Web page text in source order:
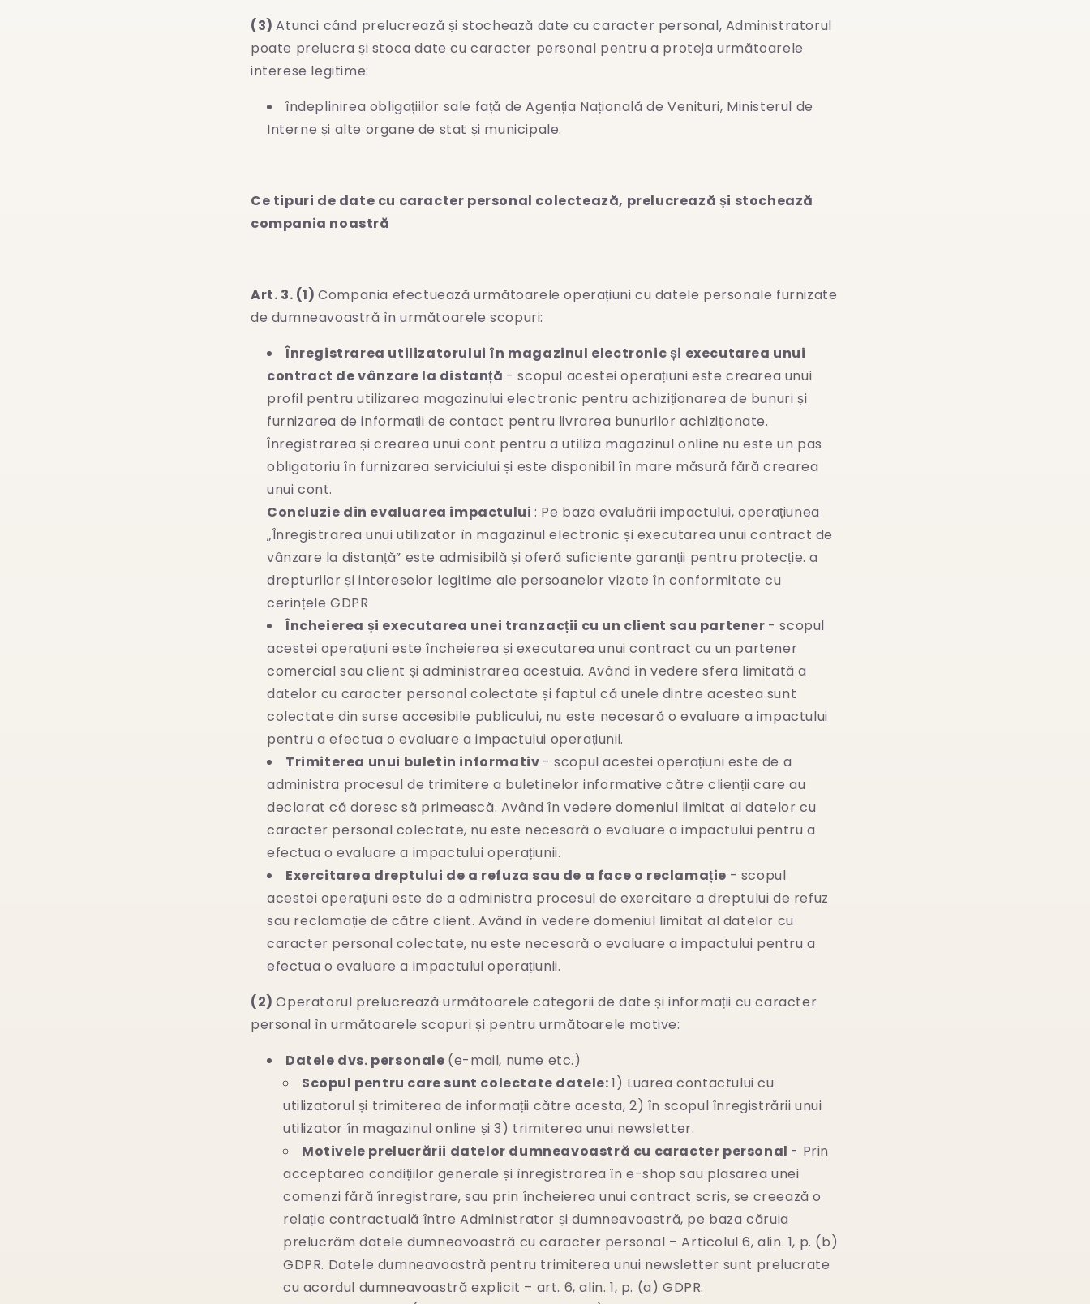
(3)Atunci când prelucrează și stochează date cu caracter personal, Administratorul
poate prelucra și stoca date cu caracter personal pentru a proteja următoarele
interese legitime:
îndeplinirea obligațiilor sale față de Agenția Națională de Venituri, Ministerul de
Interne și alte organe de stat și municipale.
Ce tipuri de date cu caracter personal colectează, prelucrează și stochează
compania noastră
Art. 3. (1)Compania efectuează următoarele operațiuni cu datele personale furnizate
de dumneavoastră în următoarele scopuri:
Înregistrarea utilizatorului în magazinul electronic și executarea unui
contract de vânzare la distanță - scopul acestei operațiuni este crearea unui
profil pentru utilizarea magazinului electronic pentru achiziționarea de bunuri și
furnizarea de informații de contact pentru livrarea bunurilor achiziționate.
Înregistrarea și crearea unui cont pentru a utiliza magazinul online nu este un pas
obligatoriu în furnizarea serviciului și este disponibil în mare măsură fără crearea
unui cont.
Concluzie din evaluarea impactului : Pe baza evaluării impactului, operațiunea
„Înregistrarea unui utilizator în magazinul electronic și executarea unui contract de
vânzare la distanță” este admisibilă și oferă suficiente garanții pentru protecție. a
drepturilor și intereselor legitime ale persoanelor vizate în conformitate cu
cerințele GDPR
Încheierea și executarea unei tranzacții cu un client sau partener - scopul
acestei operațiuni este încheierea și executarea unui contract cu un partener
comercial sau client și administrarea acestuia. Având în vedere sfera limitată a
datelor cu caracter personal colectate și faptul că unele dintre acestea sunt
colectate din surse accesibile publicului, nu este necesară o evaluare a impactului
pentru a efectua o evaluare a impactului operațiunii.
Trimiterea unui buletin informativ - scopul acestei operațiuni este de a
administra procesul de trimitere a buletinelor informative către clienții care au
declarat că doresc să primească. Având în vedere domeniul limitat al datelor cu
caracter personal colectate, nu este necesară o evaluare a impactului pentru a
efectua o evaluare a impactului operațiunii.
Exercitarea dreptului de a refuza sau de a face o reclamație - scopul
acestei operațiuni este de a administra procesul de exercitare a dreptului de refuz
sau reclamație de către client. Având în vedere domeniul limitat al datelor cu
caracter personal colectate, nu este necesară o evaluare a impactului pentru a
efectua o evaluare a impactului operațiunii.
(2)Operatorul prelucrează următoarele categorii de date și informații cu caracter
personal în următoarele scopuri și pentru următoarele motive:
Datele dvs. personale (e-mail, nume etc.)
Scopul pentru care sunt colectate datele:1) Luarea contactului cu
utilizatorul și trimiterea de informații către acesta, 2) în scopul înregistrării unui
utilizator în magazinul online și 3) trimiterea unui newsletter.
Motivele prelucrării datelor dumneavoastră cu caracter personal - Prin
acceptarea condițiilor generale și înregistrarea în e-shop sau plasarea unei
comenzi fără înregistrare, sau prin încheierea unui contract scris, se creează o
relație contractuală între Administrator și dumneavoastră, pe baza căruia
prelucrăm datele dumneavoastră cu caracter personal – Articolul 6, alin. 1, p. (b)
GDPR. Datele dumneavoastră pentru trimiterea unui newsletter sunt prelucrate
cu acordul dumneavoastră explicit – art. 6, alin. 1, p. (a) GDPR.